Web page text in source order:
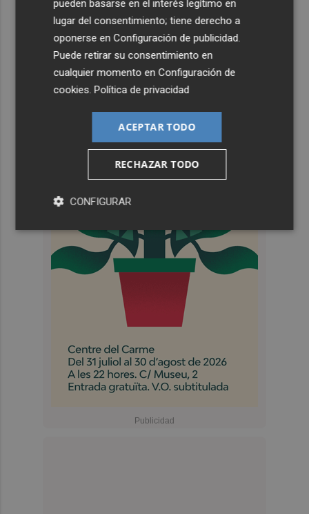
pueden basarse en el interés legítimo en
lugar del consentimiento; tiene derecho a
oponerse enConfiguración de publicidad
Puede retirar su consentimiento en
cualquier momento enConfiguración de
cookies .Política de privacidad
ACEPTAR TODO
RECHAZAR TODO
CONFIGURAR